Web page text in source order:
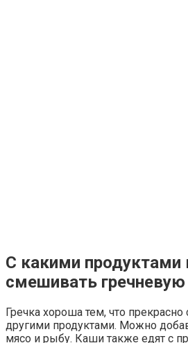
С какими
смешивать
Гречка хороша тем, что
другими продуктами. Можно
мясо и рыбу. Каши также едят с